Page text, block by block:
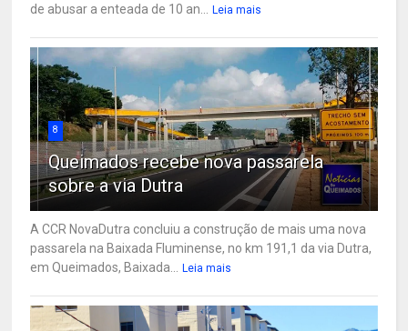
de abusar a enteada de 10 an...
Leia mais
8
Queimados recebe nova passarela
sobre a via Dutra
A CCR NovaDutra concluiu a construção de mais uma nova
passarela na Baixada Fluminense, no km 191,1 da via Dutra,
em Queimados, Baixada...
Leia mais